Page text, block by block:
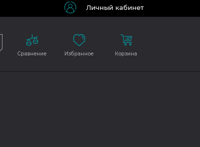
Личный кабинет
Сравнение Избранное Корзина